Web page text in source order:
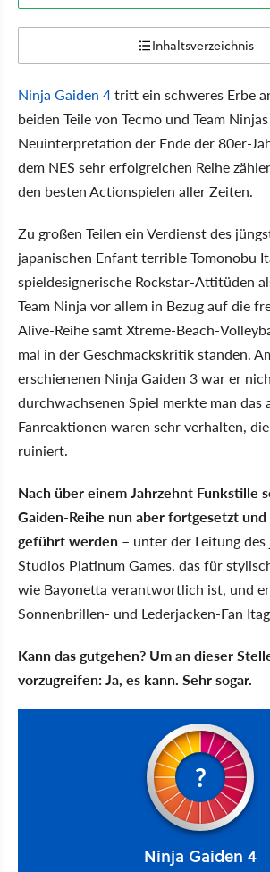
Inhaltsverzeichnis
Ninja Gaiden 4tritt ein schweres Erbe
beiden Teile von Tecmo und Team
Neuinterpretation der Ende der 80er-
dem NES sehr erfolgreichen Reihe
den besten Actionspielen aller Zeiten.
Zu großen Teilen ein Verdienst des
japanischen Enfant terrible Tomonobu
spieldesignerische Rockstar-Attitüden
Team Ninja vor allem in Bezug auf die
Alive-Reihe samt Xtreme-Beach-
mal in der Geschmackskritik standen.
erschienenen Ninja Gaiden 3 war er
durchwachsenen Spiel merkte man das
Fanreaktionen waren sehr verhalten,
ruiniert.
Nach über einem Jahrzehnt Funkstille
Gaiden-Reihe nun aber fortgesetzt
geführt werden – unter der Leitung des
Studios Platinum Games, das für
wie Bayonetta verantwortlich ist, und
Sonnenbrillen- und Lederjacken-Fan
Kann das gutgehen? Um an dieser
vorzugreifen: Ja, es kann. Sehr sogar.
?
Ninja Gaiden 4